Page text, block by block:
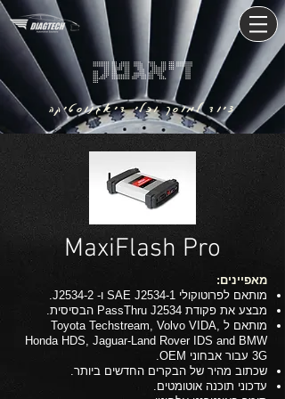
דיאגטק
ציוד למוסך וכלי דיאגנוסטיקה
MaxiFlash Pro
מאפיינים:
מותאם לפרוטוקולי SAE J2534-1 ו- J2534-2.
מבצע את פקודת PassThru J2534 הבסיסית.
מותאם ל Toyota Techstream, Volvo VIDA,
Honda HDS, Jaguar-Land Rover IDS and BMW
3G עבור אבחוני OEM.
שכתוב מהיר של הבקרים החדשים ביותר.
עדכוני תוכנה אוטומטים.